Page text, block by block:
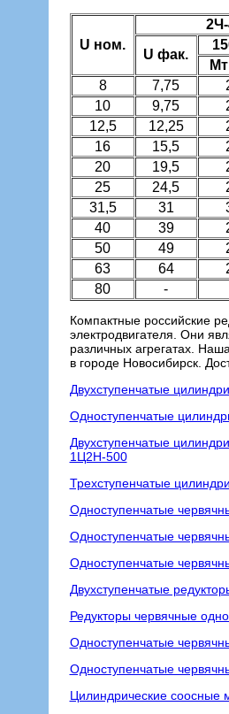
U ном.
U фак.
8
7,75
10
9,75
12,5
12,25
16
15,5
20
19,5
25
24,5
31,5
31
40
39
50
49
63
64
80
-
Компактные российские
электродвигателя. Они
различных агрегатах.
в городе Новосибирск.
Двухступенчатые
Одноступенчатые
Двухступенчатые
1Ц2Н-500
Трехступенчатые
Одноступенчатые
Одноступенчатые
Одноступенчатые
Двухступенчатые
Редукторы червячные
Одноступенчатые
Одноступенчатые
Цилиндрические соосные